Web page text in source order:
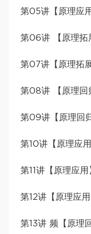
第05讲【原理应
第06讲 【原理拓
第07讲【原理拓
第08讲 【原理回
第09讲【原理回
第10讲【原理应
第11讲【原理应
第12讲【原理应
第13讲 频【原理